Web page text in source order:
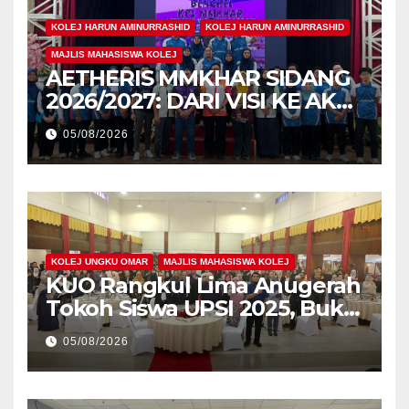
KOLEJ HARUN AMINURRASHID KOLEJ HARUN AMINURRASHID
MAJLIS MAHASISWA KOLEJ
AETHERIS MMKHAR SIDANG
2026/2027: DARI VISI KE AKSI,
MEMBINA LEGASI GENERASI
PEMIMPIN
05/08/2026
KOLEJ UNGKU OMAR MAJLIS MAHASISWA KOLEJ
KUO Rangkul Lima Anugerah
Tokoh Siswa UPSI 2025, Bukti
Kecemerlangan Mahasiswa
Holistik
05/08/2026